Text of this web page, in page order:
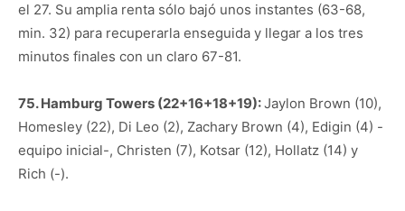
el 27. Su amplia renta sólo bajó unos instantes (63-68,
min. 32) para recuperarla enseguida y llegar a los tres
minutos finales con un claro 67-81.
75. Hamburg Towers (22+16+18+19):Jaylon Brown (10),
Homesley (22), Di Leo (2), Zachary Brown (4), Edigin (4) -
equipo inicial-, Christen (7), Kotsar (12), Hollatz (14) y
Rich (-).